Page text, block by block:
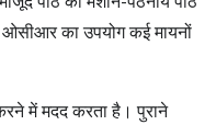
ओसीआर का उपयोग कई मायनों
में मदद करता है। पुराने